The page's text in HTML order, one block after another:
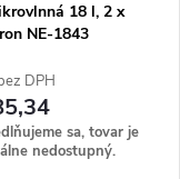
18 l, 2 x
NE-1843
DPH
sa, tovar je
nedostupný.